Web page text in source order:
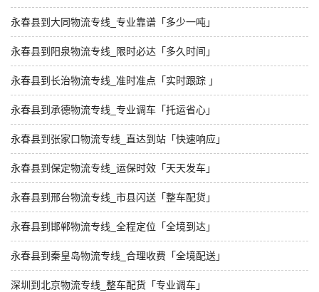
永春县到大同物流专线_专业靠谱「多少一吨」
永春县到阳泉物流专线_限时必达「多久时间」
永春县到长治物流专线_准时准点「实时跟踪 」
永春县到承德物流专线_专业调车「托运省心」
永春县到张家口物流专线_直达到站「快速响应」
永春县到保定物流专线_运保时效「天天发车」
永春县到邢台物流专线_市县闪送「整车配货」
永春县到邯郸物流专线_全程定位「全境到达」
永春县到秦皇岛物流专线_合理收费「全境配送」
深圳到北京物流专线_整车配货「专业调车」